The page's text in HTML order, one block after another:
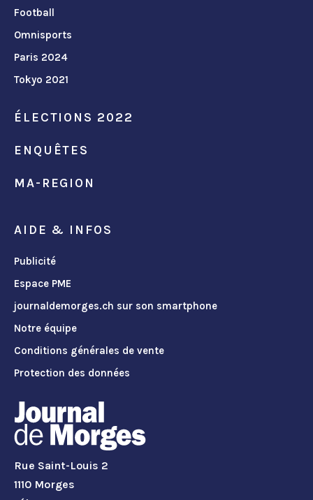
Football
Omnisports
Paris 2024
Tokyo 2021
ÉLECTIONS 2022
ENQUÊTES
MA-REGION
AIDE & INFOS
Publicité
Espace PME
journaldemorges.ch sur son smartphone
Notre équipe
Conditions générales de vente
Protection des données
Rue Saint-Louis 2
1110 Morges